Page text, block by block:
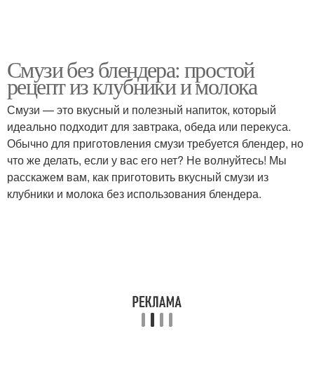
Смузи без блендера: простой
рецепт из клубники и молока
Смузи — это вкусный и полезный напиток, который
идеально подходит для завтрака, обеда или перекуса.
Обычно для приготовления смузи требуется блендер, но
что же делать, если у вас его нет? Не волнуйтесь! Мы
расскажем вам, как приготовить вкусный смузи из
клубники и молока без использования блендера.